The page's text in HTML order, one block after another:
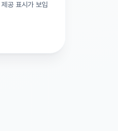
제공 표시가 보입